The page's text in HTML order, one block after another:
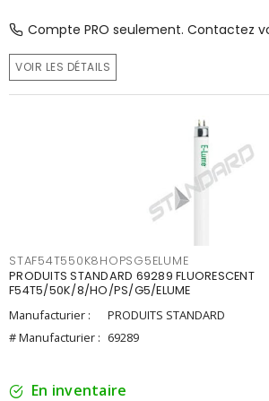
Compte PRO seulement. Contactez
VOIR LES DÉTAILS
STAF54T550K8HOPSG5ELUME
PRODUITS STANDARD 69289 FLUORESCENT
F54T5/50K/8/HO/PS/G5/ELUME
Manufacturier :
PRODUITS STANDARD
# Manufacturier : 69289
En inventaire